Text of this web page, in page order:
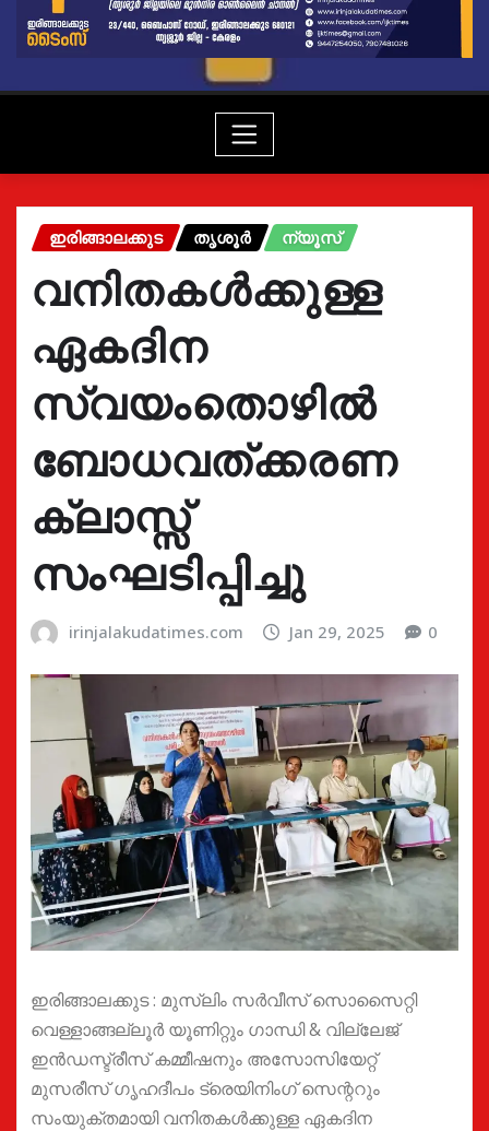
ഇരിങ്ങാലക്കുട തൃശൂർ ന്യൂസ്
വനിതകൾക്കുള്ള
ഏകദിന
സ്വയംതൊഴിൽ
ബോധവത്ക്കരണ
ക്ലാസ്സ്
സംഘടിപ്പിച്ചു
irinjalakudatimes.com Jan 29, 2025 0
ഇരിങ്ങാലക്കുട : മുസ്ലിം സർവീസ് സൊസൈറ്റി
വെള്ളാങ്ങല്ലൂർ യൂണിറ്റും ഗാന്ധി & വില്ലേജ്
ഇൻഡസ്ട്രീസ് കമ്മീഷനും അസോസിയേറ്റ്
മുസരീസ് ഗൃഹദീപം ട്രെയിനിംഗ് സെന്ററും
സംയുക്തമായി വനിതകൾക്കുള്ള ഏകദിന